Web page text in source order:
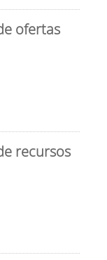
ofertas
recursos